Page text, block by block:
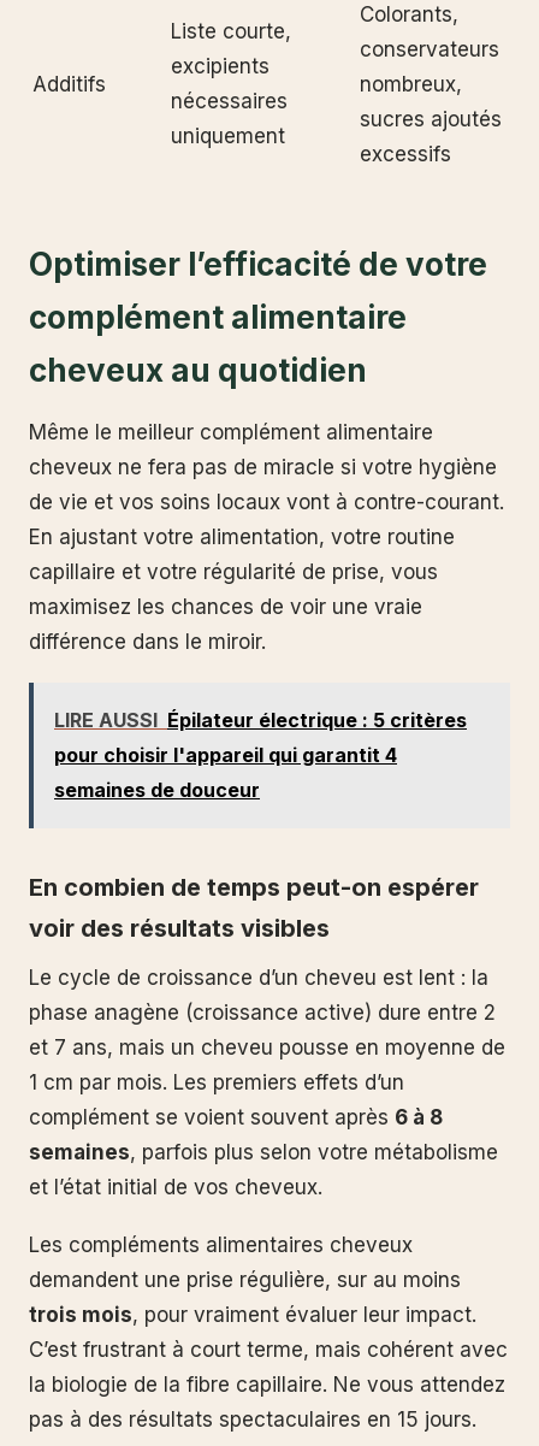
Additifs
Liste courte,
excipients
nécessaires
uniquement
Colorants,
conservateurs
nombreux,
sucres ajoutés
excessifs
Optimiser l’efficacité de votre
complément alimentaire
cheveux au quotidien
Même le meilleur complément alimentaire
cheveux ne fera pas de miracle si votre hygiène
de vie et vos soins locaux vont à contre-courant.
En ajustant votre alimentation, votre routine
capillaire et votre régularité de prise, vous
maximisez les chances de voir une vraie
différence dans le miroir.
LIRE AUSSI Épilateur électrique : 5 critères
pour choisir l'appareil qui garantit 4
semaines de douceur
En combien de temps peut-on espérer
voir des résultats visibles
Le cycle de croissance d’un cheveu est lent : la
phase anagène (croissance active) dure entre 2
et 7 ans, mais un cheveu pousse en moyenne de
1 cm par mois. Les premiers effets d’un
complément se voient souvent après 6 à 8
semaines, parfois plus selon votre métabolisme
et l’état initial de vos cheveux.
Les compléments alimentaires cheveux
demandent une prise régulière, sur au moins
trois mois, pour vraiment évaluer leur impact.
C’est frustrant à court terme, mais cohérent avec
la biologie de la fibre capillaire. Ne vous attendez
pas à des résultats spectaculaires en 15 jours.